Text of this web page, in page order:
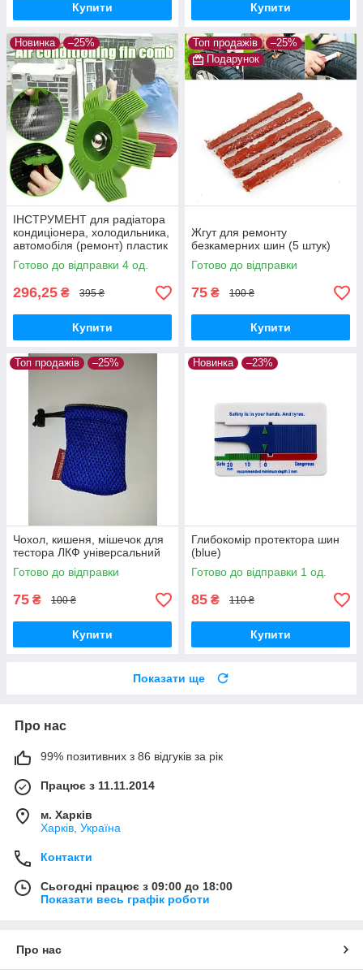
Купити Купити
Новинка –25%
ІНСТРУМЕНТ для радіатора
кондиціонера, холодильника,
автомобіля (ремонт) пластик
Готово до відправки 4 од.
296,25 ₴ 395 ₴
Купити
Топ продажів
–25%
Подарунок
Жгут для ремонту
безкамерних шин (5 штук)
Готово до відправки
75 ₴ 100 ₴
Купити
Топ продажів –25%
Чохол, кишеня, мішечок для
тестора ЛКФ універсальний
Готово до відправки
75 ₴ 100 ₴
Купити
Новинка –23%
Глибокомір протектора шин
(blue)
Готово до відправки 1 од.
85 ₴ 110 ₴
Купити
Показати ще
Про нас
99% позитивних з 86 відгуків за рік
Працює з 11.11.2014
м. Харків
Харків, Україна
Контакти
Сьогодні працює з 09:00 до 18:00
Показати весь графік роботи
Про нас